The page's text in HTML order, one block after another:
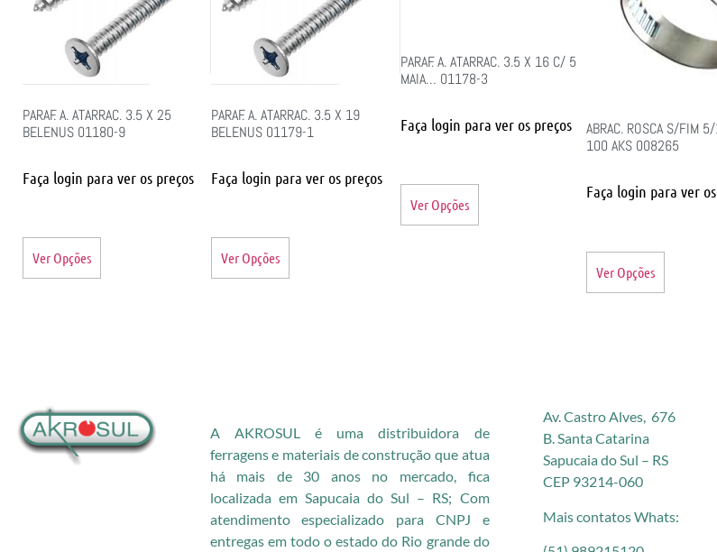
PARAF. A. ATARRAC. 3.5 X 25
BELENUS 01180-9
Faça login para ver os preços
Ver Opções
PARAF. A. ATARRAC. 3.5 X 19
BELENUS 01179-1
Faça login para ver os preços
Ver Opções
PARAF. A. ATARRAC. 3.5 X 16 C/ 5
MAIA… 01178-3
Faça login para ver os preços
Ver Opções
ABRAC. ROSCA S/FIM
100 AKS 008265
Faça login para ver
Ver Opções
A AKROSUL é uma distribuidora de
ferragens e materiais de construção que atua
há mais de 30 anos no mercado, fica
localizada em Sapucaia do Sul – RS; Com
atendimento especializado para CNPJ e
entregas em todo o estado do Rio grande do
Av. Castro Alves, 676
B. Santa Catarina
Sapucaia do Sul – RS
CEP 93214-060
Mais contatos Whats: